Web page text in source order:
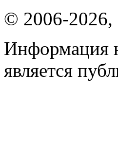
© 2006-2026,
Информация
является